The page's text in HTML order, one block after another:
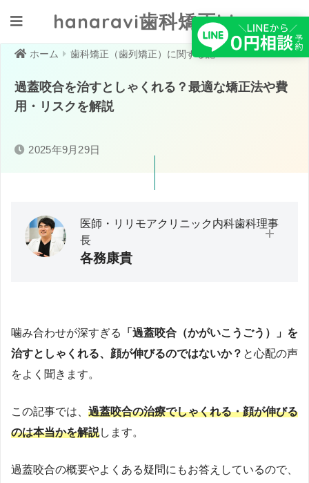
hanaravi歯科矯正blog
ホーム 歯科矯正（歯列矯正）に関する記事一覧
過蓋咬合を治すとしゃくれる？最適な矯正法や費
用・リスクを解説
2025年9月29日
医師・リリモアクリニック内科歯科理事
長
各務康貴
く戦略として、2019年にマウスピース歯科矯正サービス
「hanaravi（ハナラビ）」を提供する株式会社DRIPSを創
業。口腔環境が生活習慣病など全身疾患に影響を与えると
り組める医療アプローチを提唱。新聞・テレビ・Webメデ
ィアで情報発信もしている。2023年10月には、医科と歯科
が連携する「リリモアクリニック内科歯科
で総合的な予防医療を提供中。医師国家資格に加え、厚生
噛み合わせが深すぎる
「過蓋咬合（かがいこうごう）」を
治すとしゃくれる、顔が伸びるのではないか？ と心配の声
をよく聞きます。
この記事では、 過蓋咬合の治療でしゃくれる・顔が伸びる
のは本当かを解説します。
過蓋咬合の概要やよくある疑問にもお答えしているので、
クリニックへ相談する